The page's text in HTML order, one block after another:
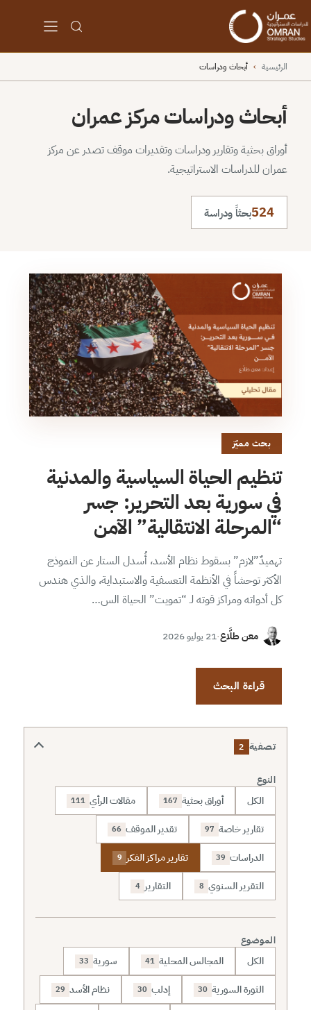
الرئيسية › أبحاث ودراسات
أبحاث ودراسات مركز عمران
أوراق بحثية وتقارير ودراسات وتقديرات موقف تصدر عن مركز
عمران للدراسات الاستراتيجية.
524بحثاً ودراسة
بحث مميّز
تنظيم الحياة السياسية والمدنية
في سورية بعد التحرير: جسر
“المرحلة الانتقالية” الآمن
تهميدٌ”لازم” بسقوط نظام الأسد، أُسدل الستار عن النموذج
الأكثر توحشاً في الأنظمة التعسفية والاستبداية، والذي هندس
كل أدواته ومراكز قوته لـ “تمويت” الحياة الس…
معن طلَّاع·21 يوليو 2026
قراءة البحث
تصفية 2
النوع
الكل أوراق بحثية 167 مقالات الرأي 111
تقارير خاصة 97 تقدير الموقف 66
الدراسات 39 تقارير مراكز الفكر 9
التقرير السنوي 8 التقارير 4
الموضوع
الكل المجالس المحلية 41 سورية 33
الثورة السورية 30 إدلب 30 نظام الأسد 29